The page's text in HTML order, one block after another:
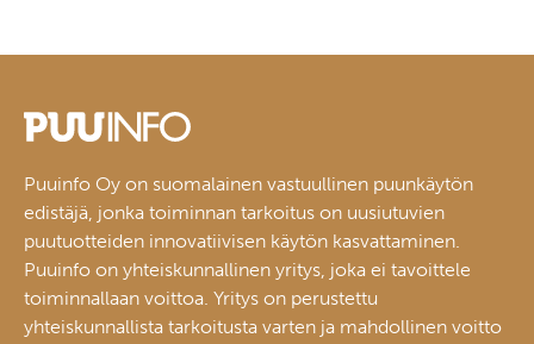
Puuinfo Oy on suomalainen vastuullinen puunkäytön
edistäjä, jonka toiminnan tarkoitus on uusiutuvien
puutuotteiden innovatiivisen käytön kasvattaminen.
Puuinfo on yhteiskunnallinen yritys, joka ei tavoittele
toiminnallaan voittoa. Yritys on perustettu
yhteiskunnallista tarkoitusta varten ja mahdollinen voitto